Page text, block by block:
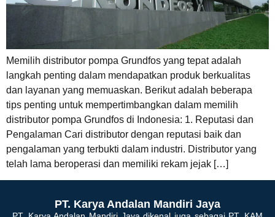
Memilih distributor pompa Grundfos yang tepat adalah
langkah penting dalam mendapatkan produk berkualitas
dan layanan yang memuaskan. Berikut adalah beberapa
tips penting untuk mempertimbangkan dalam memilih
distributor pompa Grundfos di Indonesia: 1. Reputasi dan
Pengalaman Cari distributor dengan reputasi baik dan
pengalaman yang terbukti dalam industri. Distributor yang
telah lama beroperasi dan memiliki rekam jejak […]
PT. Karya Andalan Mandiri Jaya